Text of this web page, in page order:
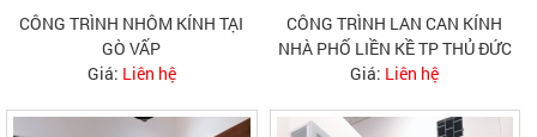
CÔNG TRÌNH NHÔM KÍNH TẠI
GÒ VẤP
Giá: Liên hệ
CÔNG TRÌNH LAN CAN KÍNH
NHÀ PHỐ LIỀN KỀ TP THỦ ĐỨC
Giá: Liên hệ